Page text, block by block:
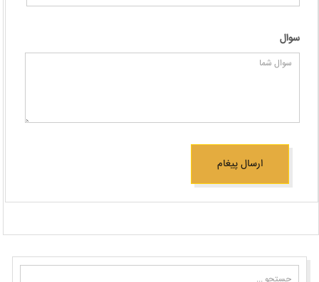
سوال
ارسال پیغام